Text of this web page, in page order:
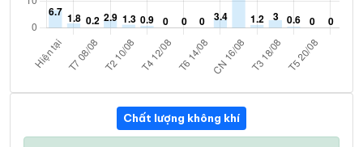
Chất lượng không khí